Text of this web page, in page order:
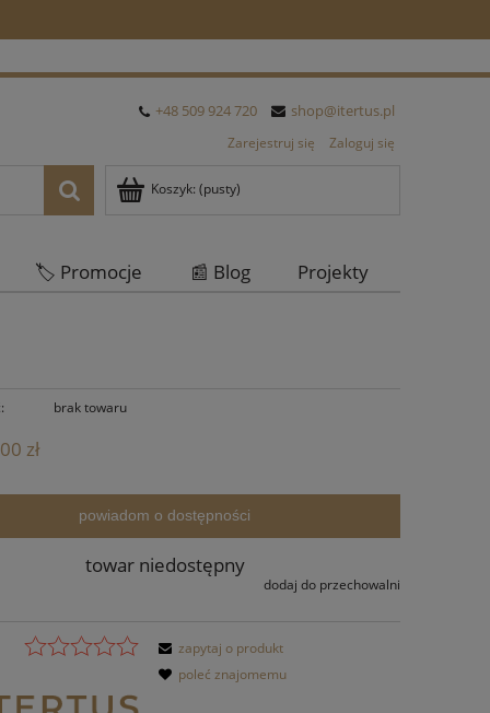
+48 509 924 720 shop@itertus.pl
Zarejestruj się Zaloguj się
Koszyk: (pusty)
🏷️ Promocje 📰 Blog
Projekty
brak towaru
zł
powiadom o dostępności
towar niedostępny
dodaj do przechowalni
zapytaj o produkt
poleć znajomemu